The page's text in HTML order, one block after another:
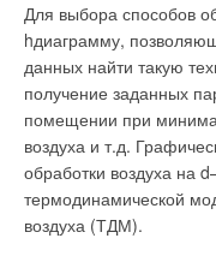
Для выбора способов
hдиаграмму,
данных найти такую
получение заданных
помещении при
воздуха и т.д.
обработки воздуха на
термодинамической
воздуха (ТДМ).